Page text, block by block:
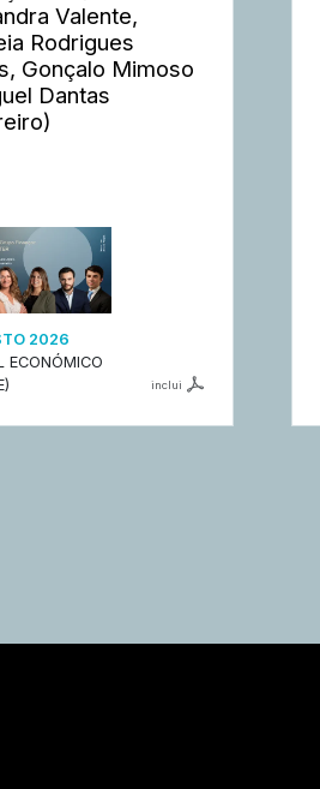
Valente,
Rodrigues
Gonçalo Mimoso
Dantas
2026
ECONÓMICO
inclui